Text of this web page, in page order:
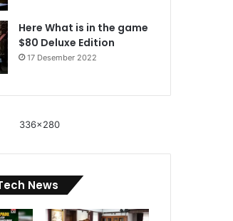
Here What is in the game
$80 Deluxe Edition
17 Desember 2022
336x280
News